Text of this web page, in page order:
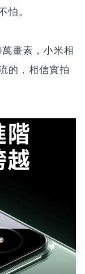
怕。
萬畫素，小米相
的，相信實拍